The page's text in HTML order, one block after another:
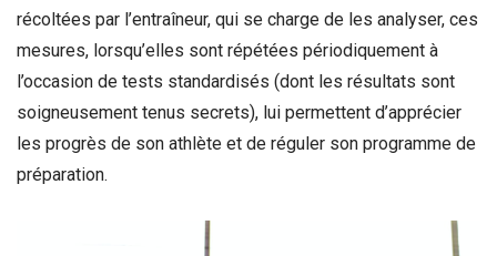
récoltées par l’entraîneur, qui se charge de les analyser, ces
mesures, lorsqu’elles sont répétées périodiquement à
l’occasion de tests standardisés (dont les résultats sont
soigneusement tenus secrets), lui permettent d’apprécier
les progrès de son athlète et de réguler son programme de
préparation.